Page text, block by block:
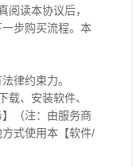
阅读本协议后，
步购买流程。本
律约束力。
载、安装软件、
（注：由服务商
式使用本【软件/